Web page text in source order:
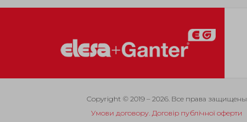
Copyright © 2019 – 2026. Все права защищены
Умови договору. Договір публічної оферти